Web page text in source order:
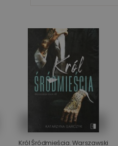
Król Śródmieścia. Warszawski